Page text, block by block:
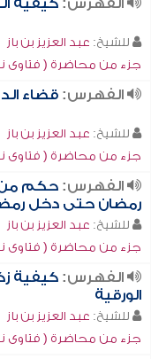
الفهرس: كيفية
للشيخ: عبد العزيز بن باز
جزء من محاضرة ( فتاوى نور
الفهرس: قضاء
للشيخ: عبد العزيز بن باز
جزء من محاضرة ( فتاوى نور
الفهرس: حكم من
رمضان حتى دخل
للشيخ: عبد العزيز بن باز
جزء من محاضرة ( فتاوى نور
الفهرس: كيفية
الورقية
للشيخ: عبد العزيز بن باز
جزء من محاضرة ( فتاوى نور